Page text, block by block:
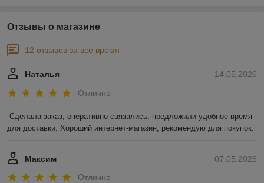
Отзывы о магазине
12 отзывов за всё время
14.05.2026
Наталья
Отлично
Сделала заказ, оперативно связались, предложили удобное время
для доставки. Хороший интернет-магазин, рекомендую для покупок.
07.05.2026
Максим
Отлично